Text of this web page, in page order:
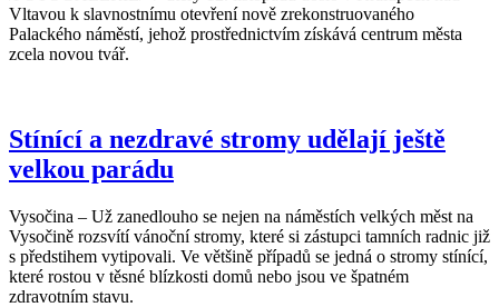
Vltavou k slavnostnímu otevření nově zrekonstruovaného
Palackého náměstí, jehož prostřednictvím získává centrum města
zcela novou tvář.
Stínící a nezdravé stromy udělají ještě
velkou parádu
Vysočina – Už zanedlouho se nejen na náměstích velkých měst na
Vysočině rozsvítí vánoční stromy, které si zástupci tamních radnic již
s předstihem vytipovali. Ve většině případů se jedná o stromy stínící,
které rostou v těsné blízkosti domů nebo jsou ve špatném
zdravotním stavu.